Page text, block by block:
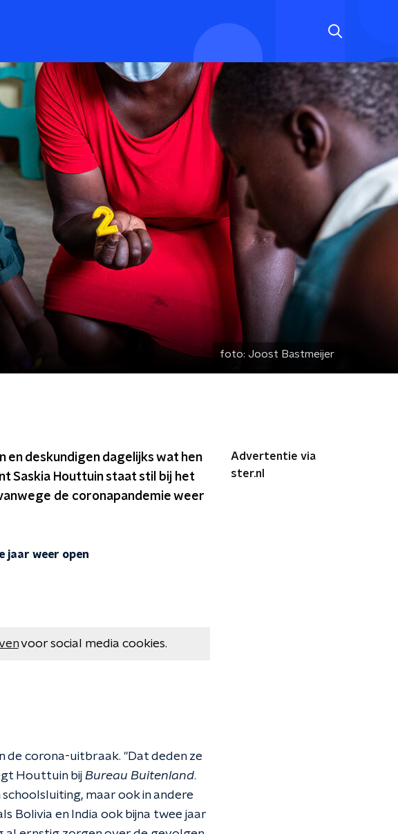
foto: Joost Bastmeijer
deskundigen dagelijks wat hen
Saskia Houttuin staat stil bij het
de coronapandemie weer
jaar weer open
voor social media cookies.
de corona-uitbraak. ''Dat deden ze
Houttuin bij Bureau Buitenland.
maar ook in andere
Bolivia en India ook bijna twee jaar
Advertentie via
ster.nl